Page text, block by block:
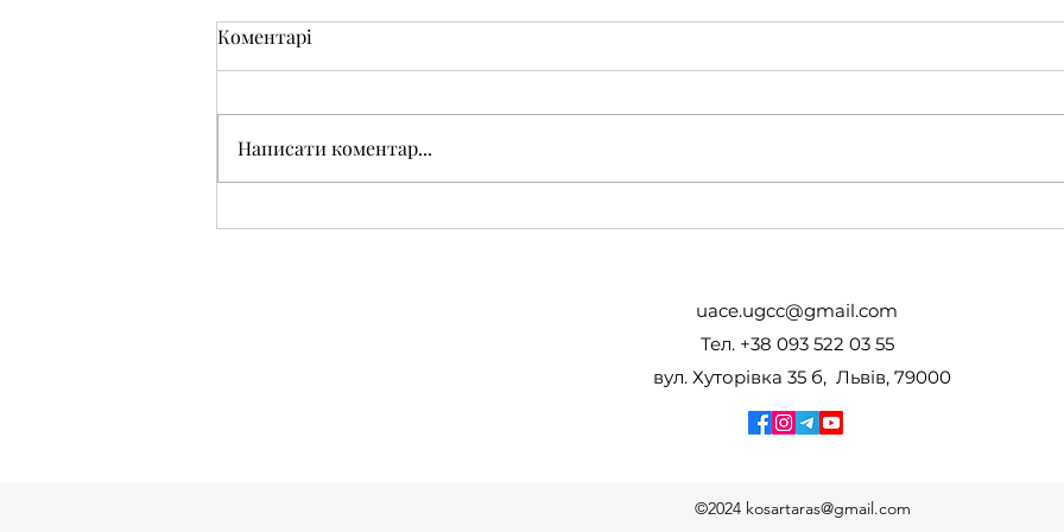
Реєтрація на сертифіковану
Завершили 3 модуль
учасників освітнього
процесу» для освітніх
капеланів.
Коментарі
Написати коментар...
uace.ugcc@gmail.com
Тел. +38 093 522 03 55
вул. Хуторівка 35 б, Львів, 79000
©2024 kosartaras@gmail.com